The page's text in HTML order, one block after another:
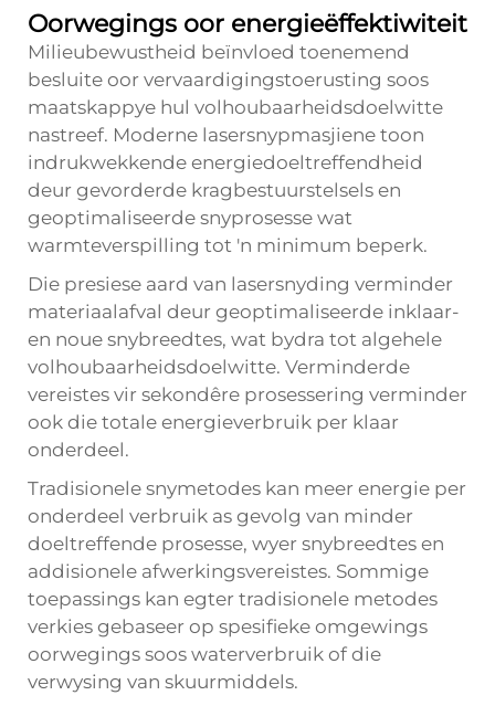
Oorwegings oor energieëffektiwiteit
Milieubewustheid beïnvloed toenemend
besluite oor vervaardigingstoerusting soos
maatskappye hul volhoubaarheidsdoelwitte
nastreef. Moderne lasersnypmasjiene toon
indrukwekkende energiedoeltreffendheid
deur gevorderde kragbestuurstelsels en
geoptimaliseerde snyprosesse wat
warmteverspilling tot 'n minimum beperk.
Die presiese aard van lasersnyding verminder
materiaalafval deur geoptimaliseerde inklaar-
en noue snybreedtes, wat bydra tot algehele
volhoubaarheidsdoelwitte. Verminderde
vereistes vir sekondêre prosessering verminder
ook die totale energieverbruik per klaar
onderdeel.
Tradisionele snymetodes kan meer energie per
onderdeel verbruik as gevolg van minder
doeltreffende prosesse, wyer snybreedtes en
addisionele afwerkingsvereistes. Sommige
toepassings kan egter tradisionele metodes
verkies gebaseer op spesifieke omgewings
oorwegings soos waterverbruik of die
verwysing van skuurmiddels.